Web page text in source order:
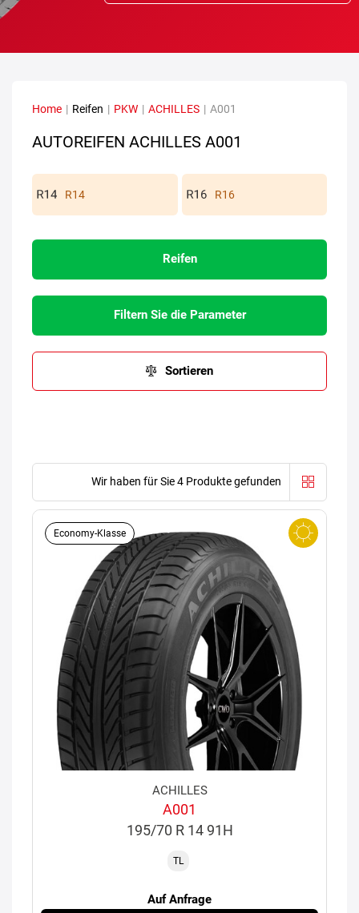
Home | Reifen | PKW | ACHILLES | A001
AUTOREIFEN ACHILLES A001
R14 R16
Reifen
Filtern Sie die Parameter
Sortieren
Wir haben für Sie 4 Produkte gefunden
Economy-Klasse
ACHILLES
A001
195/70 R 14 91H
TL
Auf Anfrage